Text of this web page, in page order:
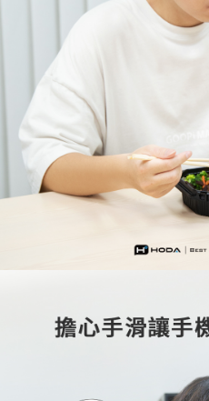
５．嚴禁一人註冊多個帳號或使用他
恩沛科技股份有限公司將有權停止該